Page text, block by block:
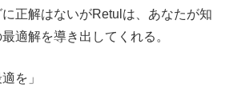
正解はないがRetulは、あなたが知
適解を導き出してくれる。
を」